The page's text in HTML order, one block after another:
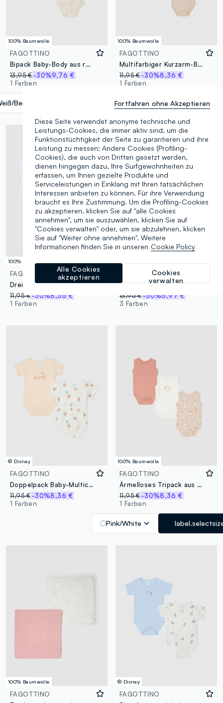
100% Baumwolle
FAGOTTINO
Bipack Baby-Body aus reiner Baumwolle, mehrfarbig
13,95 €-30%9,76 €
1 Farben
Beige label.selectsize
100% Baumwolle
FAGOTTINO
Multifarbiger Kurzarm-Body-Tripack aus reiner Baumwolle für Neugeborene
11,95 € -30%8,36 €
1 Farben
100% Baumwolle
FAGOTTINO
Dreierpack bunte Baby-Bodys aus reiner Baumwolle mit Designs
11,95 €-30%8,36 €
1 Farben
FAGOTTINO
Blaue normale Passform Kinderbettdecke
13,95 €-50%6,97 €
3 Farben
© Disney
FAGOTTINO
Doppelpack Baby-Multicolor-Bodys aus reiner Baumwolle mit Druck
11,95 €-30%8,36 €
1 Farben
100% Baumwolle
FAGOTTINO
Ärmelloses Tripack aus Multicolor-Baumwoll-Bodys für Neugeborene
11,95 € -30%8,36 €
1 Farben
Pink/White
100% Baumwolle
FAGOTTINO
© Disney
FAGOTTINO
Diese Seite verwendet anonyme technische und
Leistungs-Cookies, die immer aktiv sind, um die
Funktionstüchtigkeit der Seite zu garantieren und ihre
Leistung zu messen; Andere Cookies (Profiling-
Cookies), die auch von Dritten gesetzt werden,
dienen hingegen dazu, Ihre Surfgewohnheiten zu
erfassen, um Ihnen gezielte Produkte und
Serviceleistungen in Einklang mit Ihren tatsächlichen
Interessen anbieten zu können. Für ihre Verwendung
braucht es Ihre Zustimmung. Um die Profiling-Cookies
zu akzeptieren, klicken Sie auf "alle Cookies
annehmen", um sie auszuwählen, klicken Sie auf
"Cookies verwalten" oder, um sie abzulehnen, klicken
Sie auf "Weiter ohne annehmen". Weitere
Informationen finden Sie in unseren Cookie Policy
Cookies
verwalten
Alle Cookies
akzeptieren
Fortfahren ohne Akzeptieren